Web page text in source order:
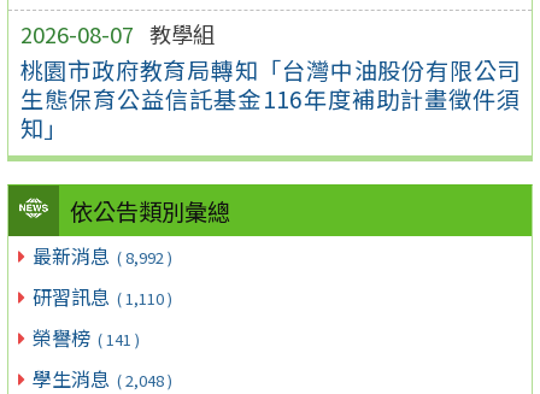
2026-08-07 教學組
桃園市政府教育局轉知「台灣中油股份有限公司
生態保育公益信託基金116年度補助計畫徵件須
知」
依公告類別彙總
最新消息 ( 8,992 )
研習訊息 ( 1,110 )
榮譽榜 ( 141 )
學生消息 ( 2,048 )